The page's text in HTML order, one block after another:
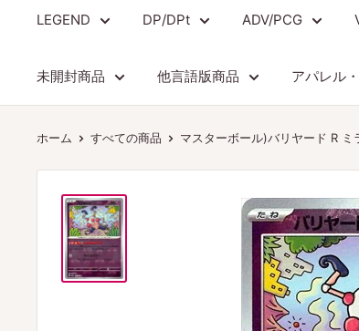
る
ン
LEGEND DP/DPt ADV/PCG
未開封商品 他言語版商品 アパレル
ホーム すべての商品 マスターボール)バリヤード R ミ